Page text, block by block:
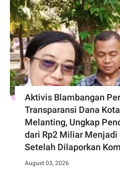
Aktivis Blambangan
Transparansi Dana
Melanting, Ungkap
dari Rp2 Miliar
Setelah Dilaporkan
August 03, 2026